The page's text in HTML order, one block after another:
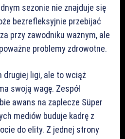
sezonie nie znajduje się
bezrefleksyjnie przebijać
przy zawodniku ważnym, ale
problemy zdrowotne.
ligi, ale to wciąż
swoją wagę. Zespół
awans na zaplecze Süper
mediów buduje kadrę z
do elity. Z jednej strony